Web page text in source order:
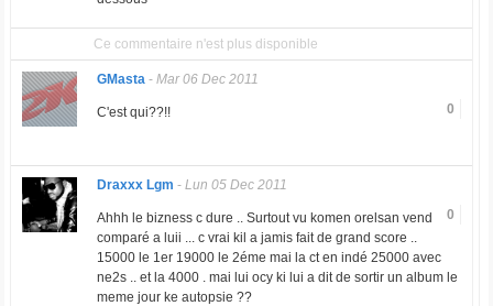
Ce commentaire n'est plus disponible
GMasta- Mar 06 Dec 2011
0
C'est qui??!!
Draxxx Lgm - Lun 05 Dec 2011
0
Ahhh le bizness c dure .. Surtout vu komen orelsan vend
comparé a luii ... c vrai kil a jamis fait de grand score ..
15000 le 1er 19000 le 2éme mai la ct en indé 25000 avec
ne2s .. et la 4000 . mai lui ocy ki lui a dit de sortir un album le
meme jour ke autopsie ??